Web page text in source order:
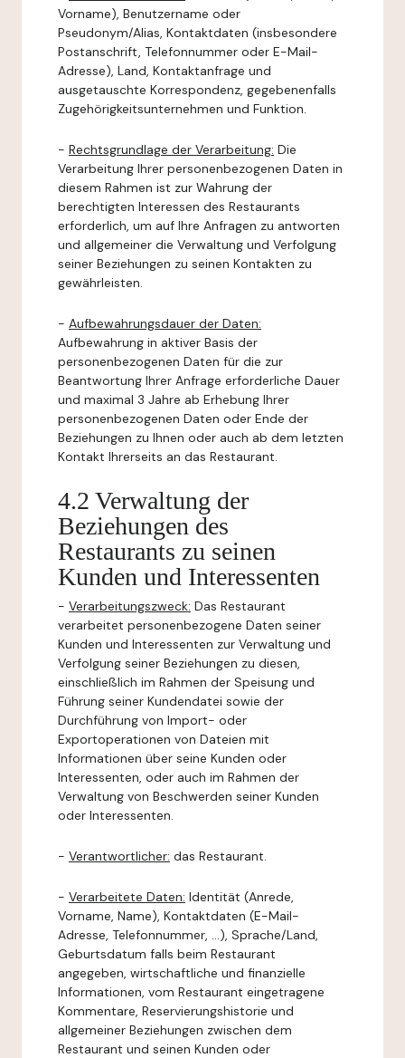
Vorname), Benutzername oder
Pseudonym/Alias, Kontaktdaten (insbesondere
Postanschrift, Telefonnummer oder E-Mail-
Adresse), Land, Kontaktanfrage und
ausgetauschte Korrespondenz, gegebenenfalls
Zugehörigkeitsunternehmen und Funktion.
- Rechtsgrundlage der Verarbeitung: Die
Verarbeitung Ihrer personenbezogenen Daten in
diesem Rahmen ist zur Wahrung der
berechtigten Interessen des Restaurants
erforderlich, um auf Ihre Anfragen zu antworten
und allgemeiner die Verwaltung und Verfolgung
seiner Beziehungen zu seinen Kontakten zu
gewährleisten.
- Aufbewahrungsdauer der Daten:
Aufbewahrung in aktiver Basis der
personenbezogenen Daten für die zur
Beantwortung Ihrer Anfrage erforderliche Dauer
und maximal 3 Jahre ab Erhebung Ihrer
personenbezogenen Daten oder Ende der
Beziehungen zu Ihnen oder auch ab dem letzten
Kontakt Ihrerseits an das Restaurant.
4.2 Verwaltung der
Beziehungen des
Restaurants zu seinen
Kunden und Interessenten
- Verarbeitungszweck: Das Restaurant
verarbeitet personenbezogene Daten seiner
Kunden und Interessenten zur Verwaltung und
Verfolgung seiner Beziehungen zu diesen,
einschließlich im Rahmen der Speisung und
Führung seiner Kundendatei sowie der
Durchführung von Import- oder
Exportoperationen von Dateien mit
Informationen über seine Kunden oder
Interessenten, oder auch im Rahmen der
Verwaltung von Beschwerden seiner Kunden
oder Interessenten.
- Verantwortlicher: das Restaurant.
- Verarbeitete Daten: Identität (Anrede,
Vorname, Name), Kontaktdaten (E-Mail-
Adresse, Telefonnummer, ...), Sprache/Land,
Geburtsdatum falls beim Restaurant
angegeben, wirtschaftliche und finanzielle
Informationen, vom Restaurant eingetragene
Kommentare, Reservierungshistorie und
allgemeiner Beziehungen zwischen dem
Restaurant und seinen Kunden oder